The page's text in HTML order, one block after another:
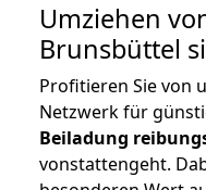
Umziehen
Brunsbüttel
Profitieren Sie von
Netzwerk für
Beiladung
vonstattengeht.